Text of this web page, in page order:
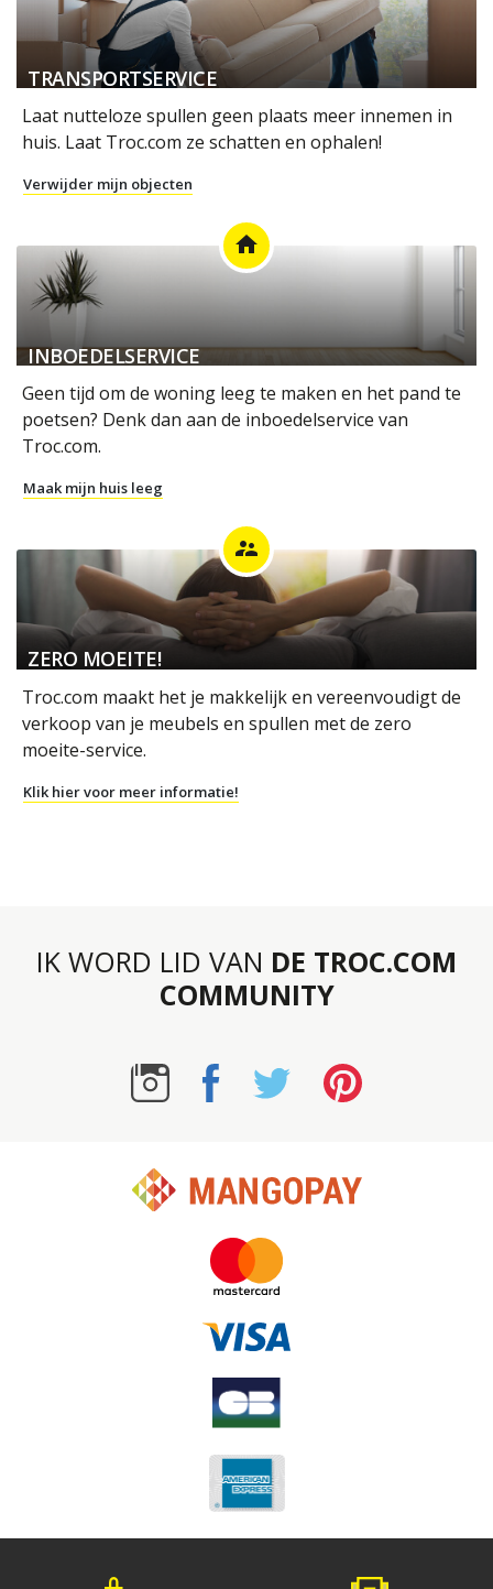
TRANSPORTSERVICE
Laat nutteloze spullen geen plaats meer innemen in
huis. Laat Troc.com ze schatten en ophalen!
Verwijder mijn objecten
home
INBOEDELSERVICE
Geen tijd om de woning leeg te maken en het pand te
poetsen? Denk dan aan de inboedelservice van
Troc.com.
Maak mijn huis leeg
supervisor_account
ZERO MOEITE!
Troc.com maakt het je makkelijk en vereenvoudigt de
verkoop van je meubels en spullen met de zero
moeite-service.
Klik hier voor meer informatie!
IK WORD LID VAN DE TROC.COM
COMMUNITY